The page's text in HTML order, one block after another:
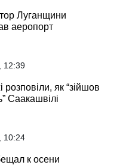
Луганщини
аеропорт
12:39
розповіли, як “зійшов
Саакашвілі
10:24
к осени